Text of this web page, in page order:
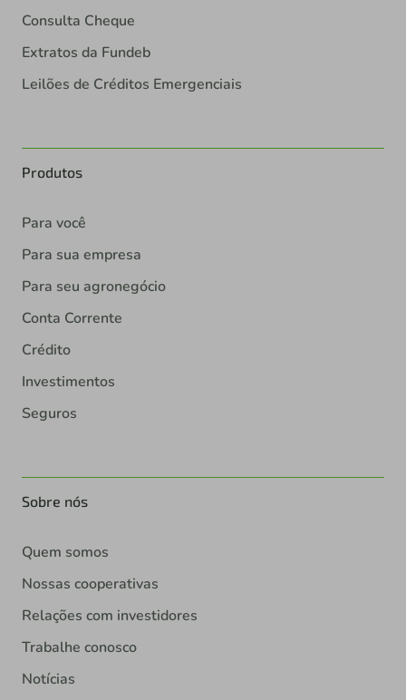
Consulta Cheque
Extratos da Fundeb
Leilões de Créditos Emergenciais
Produtos
Para você
Para sua empresa
Para seu agronegócio
Conta Corrente
Crédito
Investimentos
Seguros
Sobre nós
Quem somos
Nossas cooperativas
Relações com investidores
Trabalhe conosco
Notícias